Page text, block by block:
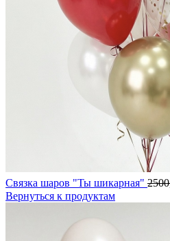
Связка шаров "Ты шикарная"
Вернуться к продуктам